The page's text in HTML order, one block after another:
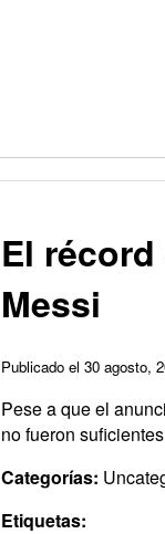
El
Messi
Publicado el 30 agosto,
Pese a que el
no fueron
Categorías:
Etiquetas: